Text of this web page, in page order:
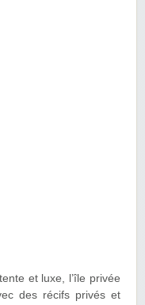
et luxe, l’île privée
des récifs privés et